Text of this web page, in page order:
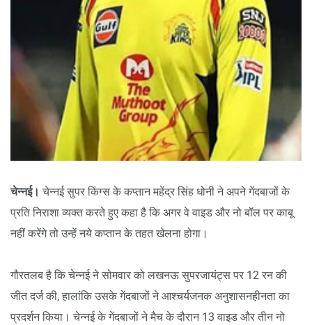
चेन्नई। चेन्नई सुपर किंग्स के कप्तान महेंद्र सिंह धोनी ने अपने गेंदबाजों के
प्रति निराशा व्यक्त करते हुए कहा है कि अगर वे वाइड और नो बॉल पर काबू
नहीं करेंगे तो उन्हें नये कप्तान के तहत खेलना होगा।
गौरतलब है कि चेन्नई ने सोमवार को लखनऊ सुपरजायंट्स पर 12 रन की
जीत दर्ज की, हालांकि उसके गेंदबाजों ने आश्चर्यजनक अनुशासनहीनता का
प्रदर्शन किया। चेन्नई के गेंदबाजों ने मैच के दौरान 13 वाइड और तीन नो